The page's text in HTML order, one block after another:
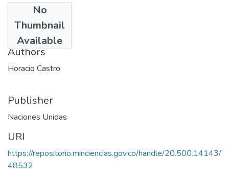
No
Thumbnail
Available
1976
Authors
Horacio Castro
Publisher
Naciones Unidas
URI
https://repositorio.minciencias.gov.co/handle/20.500.14143/
48532